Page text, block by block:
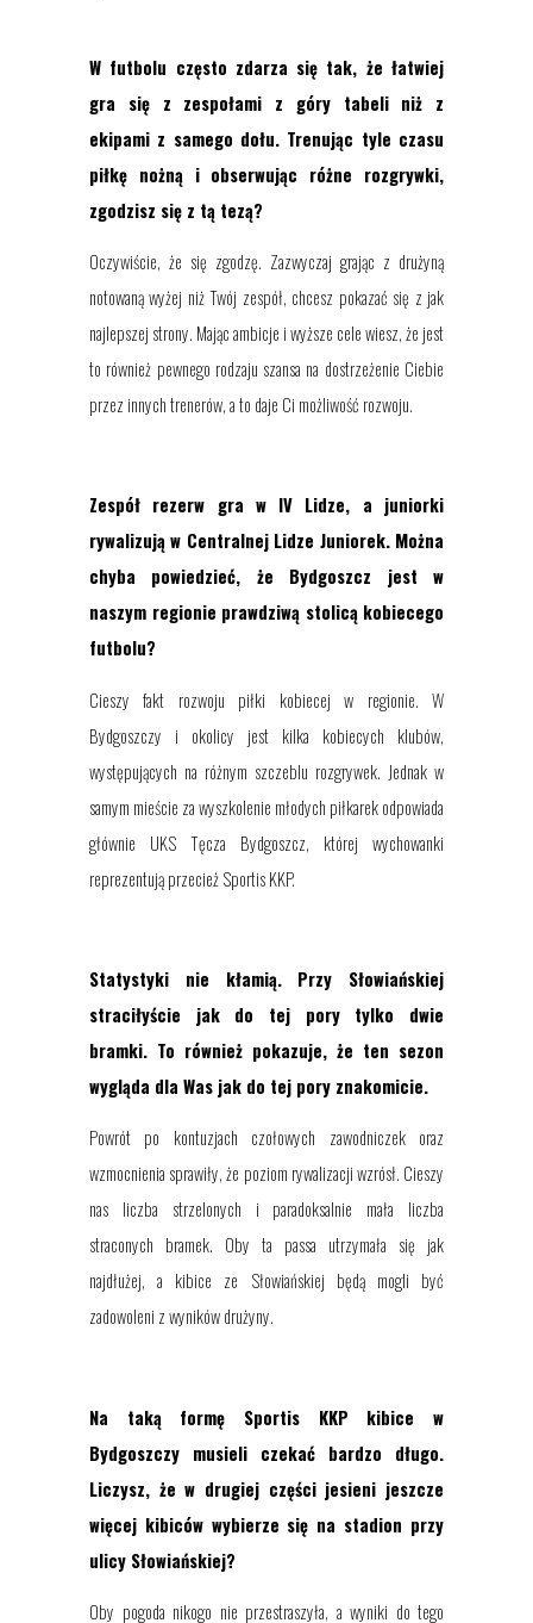
W futbolu często zdarza się tak, że łatwiej
gra się z zespołami z góry tabeli niż z
ekipami z samego dołu. Trenując tyle czasu
piłkę nożną i obserwując różne rozgrywki,
zgodzisz się z tą tezą?
Oczywiście, że się zgodzę. Zazwyczaj grając z drużyną
notowaną wyżej niż Twój zespół, chcesz pokazać się z jak
najlepszej strony. Mając ambicje i wyższe cele wiesz, że jest
to również pewnego rodzaju szansa na dostrzeżenie Ciebie
przez innych trenerów, a to daje Ci możliwość rozwoju.
Zespół rezerw gra w IV Lidze, a juniorki
rywalizują w Centralnej Lidze Juniorek. Można
chyba powiedzieć, że Bydgoszcz jest w
naszym regionie prawdziwą stolicą kobiecego
futbolu?
Cieszy fakt rozwoju piłki kobiecej w regionie. W
Bydgoszczy i okolicy jest kilka kobiecych klubów,
występujących na różnym szczeblu rozgrywek. Jednak w
samym mieście za wyszkolenie młodych piłkarek odpowiada
głównie UKS Tęcza Bydgoszcz, której wychowanki
reprezentują przecież Sportis KKP.
Statystyki nie kłamią. Przy Słowiańskiej
straciłyście jak do tej pory tylko dwie
bramki. To również pokazuje, że ten sezon
wygląda dla Was jak do tej pory znakomicie.
Powrót po kontuzjach czołowych zawodniczek oraz
wzmocnienia sprawiły, że poziom rywalizacji wzrósł. Cieszy
nas liczba strzelonych i paradoksalnie mała liczba
straconych bramek. Oby ta passa utrzymała się jak
najdłużej, a kibice ze Słowiańskiej będą mogli być
zadowoleni z wyników drużyny.
Na taką formę Sportis KKP kibice w
Bydgoszczy musieli czekać bardzo długo.
Liczysz, że w drugiej części jesieni jeszcze
więcej kibiców wybierze się na stadion przy
ulicy Słowiańskiej?
Oby pogoda nikogo nie przestraszyła, a wyniki do tego